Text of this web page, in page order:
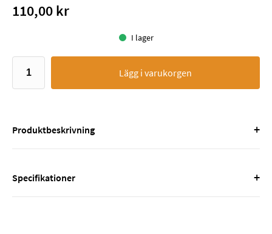
110,00 kr
I lager
Lägg i varukorgen
Produktbeskrivning +
Specifikationer +